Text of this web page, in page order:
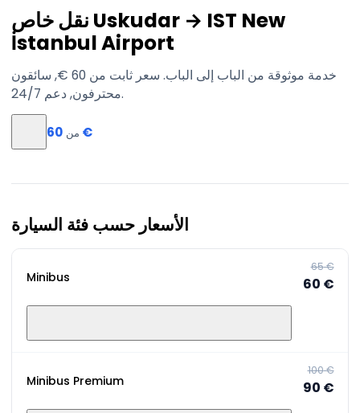
نقل خاص Uskudar → IST New
İstanbul Airport
خدمة موثوقة من الباب إلى الباب. سعر ثابت من ‏60 €, سائقون
محترفون, دعم 24/7.
من ‏60 €
الأسعار حسب فئة السيارة
Minibus
‏65 €
‏60 €
Minibus Premium
‏100 €
‏90 €